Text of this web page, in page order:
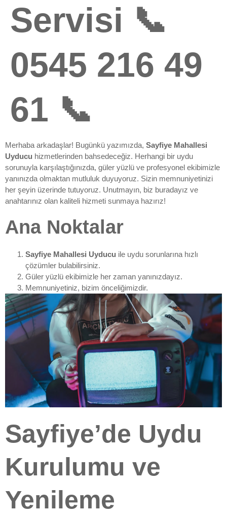
Servisi 📞
0545 216 49
61 📞
Merhaba arkadaşlar! Bugünkü yazımızda, Sayfiye Mahallesi
Uyducu hizmetlerinden bahsedeceğiz. Herhangi bir uydu
sorunuyla karşılaştığınızda, güler yüzlü ve profesyonel ekibimizle
yanınızda olmaktan mutluluk duyuyoruz. Sizin memnuniyetinizi
her şeyin üzerinde tutuyoruz. Unutmayın, biz buradayız ve
anahtarınız olan kaliteli hizmeti sunmaya hazırız!
Ana Noktalar
Sayfiye Mahallesi Uyducu ile uydu sorunlarına hızlı
çözümler bulabilirsiniz.
Güler yüzlü ekibimizle her zaman yanınızdayız.
Memnuniyetiniz, bizim önceliğimizdir.
Sayfiye’de Uydu
Kurulumu ve
Yenileme